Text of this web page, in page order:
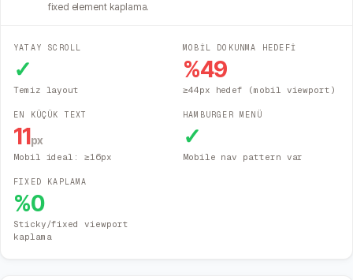
fixed element kaplama.
YATAY SCROLL
✓
Temiz layout
MOBİL DOKUNMA HEDEFİ
%49
≥44px hedef (mobil viewport)
EN KÜÇÜK TEXT
11px
Mobil ideal: ≥16px
HAMBURGER MENÜ
✓
Mobile nav pattern var
FIXED KAPLAMA
%0
Sticky/fixed viewport
kaplama